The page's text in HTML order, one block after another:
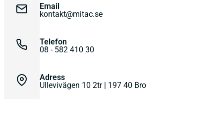
Email
kontakt@mitac.se
Telefon
08 - 582 410 30
Adress
Ullevivägen 10 2tr | 197 40 Bro